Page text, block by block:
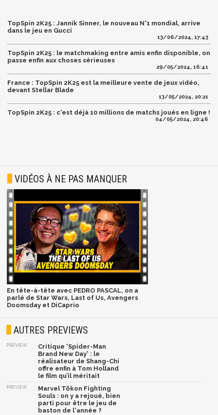
TopSpin 2K25 : Jannik Sinner, le nouveau N°1 mondial, arrive
dans le jeu en Gucci
13/06/2024, 17:43
TopSpin 2K25 : le matchmaking entre amis enfin disponible, on
passe enfin aux choses sérieuses
29/05/2024, 16:41
France : TopSpin 2K25 est la meilleure vente de jeux vidéo,
devant Stellar Blade
13/05/2024, 20:21
TopSpin 2K25 : c'est déjà 10 millions de matchs joués en ligne !
04/05/2024, 20:46
VIDÉOS À NE PAS MANQUER
En tête-à-tête avec PEDRO PASCAL, on a
parlé de Star Wars, Last of Us, Avengers
Doomsday et DiCaprio
AUTRES PREVIEWS
PREVIEW
Critique 'Spider-Man
Brand New Day' : le
réalisateur de Shang-Chi
offre enfin à Tom Holland
le film qu’il méritait
PREVIEW
Marvel Tōkon Fighting
Souls : on y a rejoué, bien
parti pour être le jeu de
baston de l'année ?